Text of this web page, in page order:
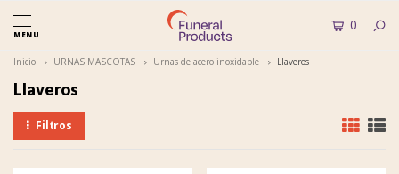
MENU
0
Inicio URNAS MASCOTAS Urnas de acero inoxidable Llaveros
Llaveros
Filtros